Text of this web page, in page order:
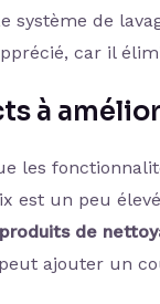
système de
car il
à
les
est un peu
de
ajouter un